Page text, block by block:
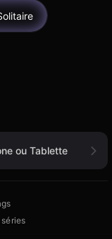
ou Tablette